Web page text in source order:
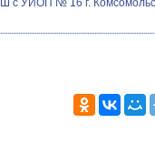
с УИОП № 16 г.